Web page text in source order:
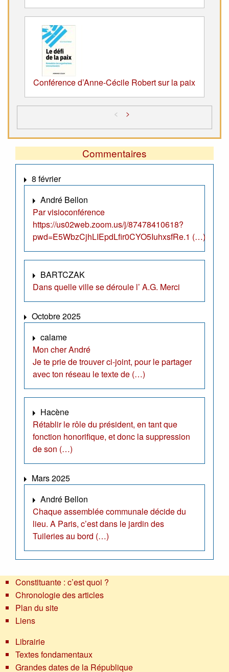
Conférence d’Anne-Cécile Robert sur la paix
< >
Commentaires
8 février
André Bellon
Par visioconférence
https://us02web.zoom.us/j/87478410618?
pwd=E5WbzCjhLIEpdLfir0CYO5IuhxsfRe.1 (…)
BARTCZAK
Dans quelle ville se déroule l’ A.G. Merci
Octobre 2025
calame
Mon cher André
Je te prie de trouver ci-joint, pour le partager
avec ton réseau le texte de (…)
Hacène
Rétablir le rôle du président, en tant que
fonction honorifique, et donc la suppression
de son (…)
Mars 2025
André Bellon
Chaque assemblée communale décide du
lieu. A Paris, c’est dans le jardin des
Tuileries au bord (…)
Constituante : c’est quoi ?
Chronologie des articles
Plan du site
Liens
Librairie
Textes fondamentaux
Grandes dates de la République